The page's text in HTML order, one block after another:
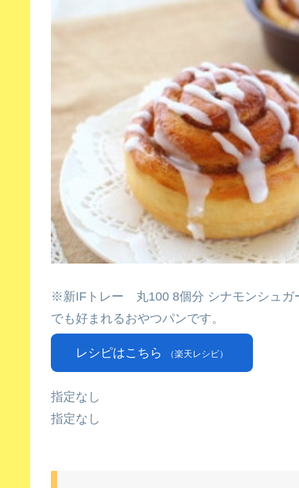
※新IFトレー 丸100 8個分 シナモンシュガ
でも好まれるおやつパンです。
レシピはこちら （楽天レシピ）
指定なし
指定なし